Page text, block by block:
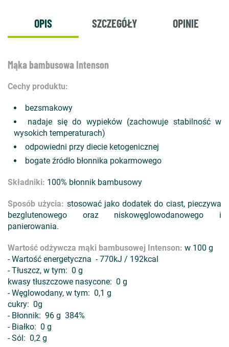
OPIS SZCZEGÓŁY OPINIE
Mąka bambusowa Intenson
Cechy produktu:
bezsmakowy
nadaje się do wypieków (zachowuje stabilność w
wysokich temperaturach)
odpowiedni przy diecie ketogenicznej
bogate źródło błonnika pokarmowego
Składniki: 100% błonnik bambusowy
Sposób użycia: stosować jako dodatek do ciast, pieczywa
bezglutenowego oraz niskowęglowodanowego i
panierowania.
Wartość odżywcza mąki bambusowej Intenson: w 100 g
- Wartość energetyczna - 770kJ / 192kcal
- Tłuszcz, w tym: 0 g
kwasy tłuszczowe nasycone: 0 g
- Węglowodany, w tym: 0,1 g
cukry: 0g
- Błonnik: 96 g 384%
- Białko: 0 g
- Sól: 0,2 g